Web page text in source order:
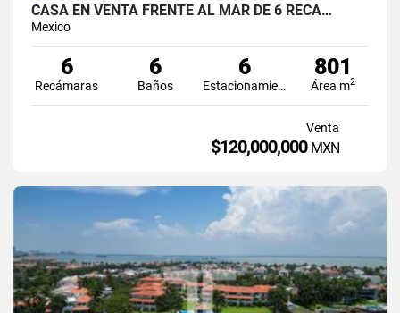
CASA EN VENTA FRENTE AL MAR DE 6 RECÁ…
Mexico
6
Recámaras
6
Baños
6
Estacionamiento
801
Área m2
Venta
$120,000,000 MXN